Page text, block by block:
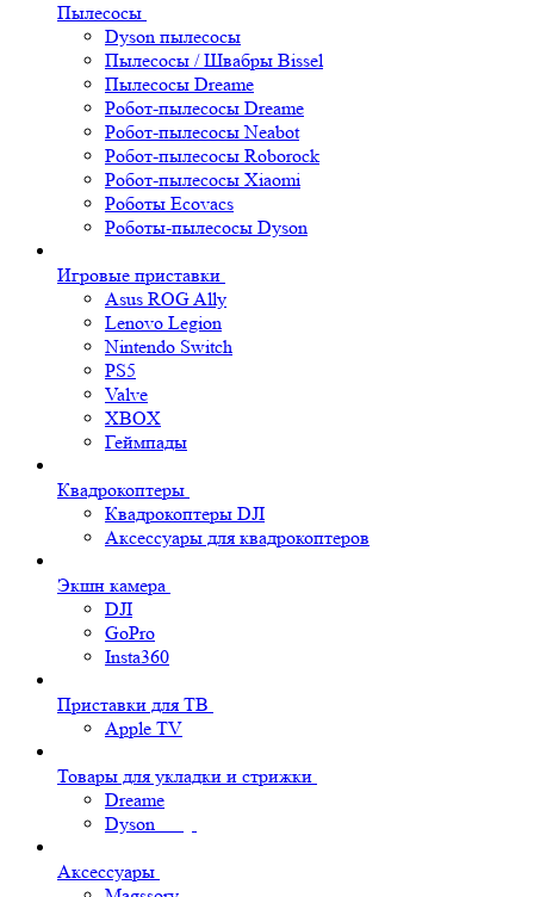
Пылесосы
Dyson пылесосы
Пылесосы / Швабры Bissel
Пылесосы Dreame
Робот-пылесосы Dreame
Робот-пылесосы Neabot
Робот-пылесосы Roborock
Робот-пылесосы Xiaomi
Роботы Ecovacs
Роботы-пылесосы Dyson
Игровые приставки
Asus ROG Ally
Lenovo Legion
Nintendo Switch
PS5
Valve
XBOX
Геймпады
Квадрокоптеры
Квадрокоптеры DJI
Аксессуары для квадрокоптеров
Экшн камера
DJI
GoPro
Insta360
Приставки для ТВ
Apple TV
Товары для укладки и стрижки
Dreame
Dyson
Аксессуары